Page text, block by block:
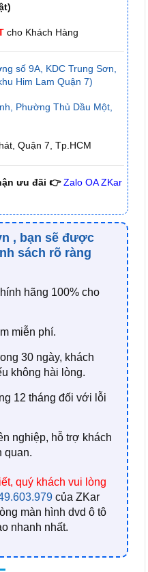
cho Khách Hàng
số 9A, KDC Trung Sơn,
Him Lam Quận 7)
Phường Thủ Dầu Một,
Quận 7, Tp.HCM
ưu đãi 👉 Zalo OA ZKar
, bạn sẽ được
sách rõ ràng
hãng 100% cho
miễn phí.
30 ngày, khách
không hài lòng.
12 tháng đối với lỗi
nghiệp, hỗ trợ khách
quan.
quý khách vui lòng
của ZKar
màn hình dvd ô tô
nhanh nhất.